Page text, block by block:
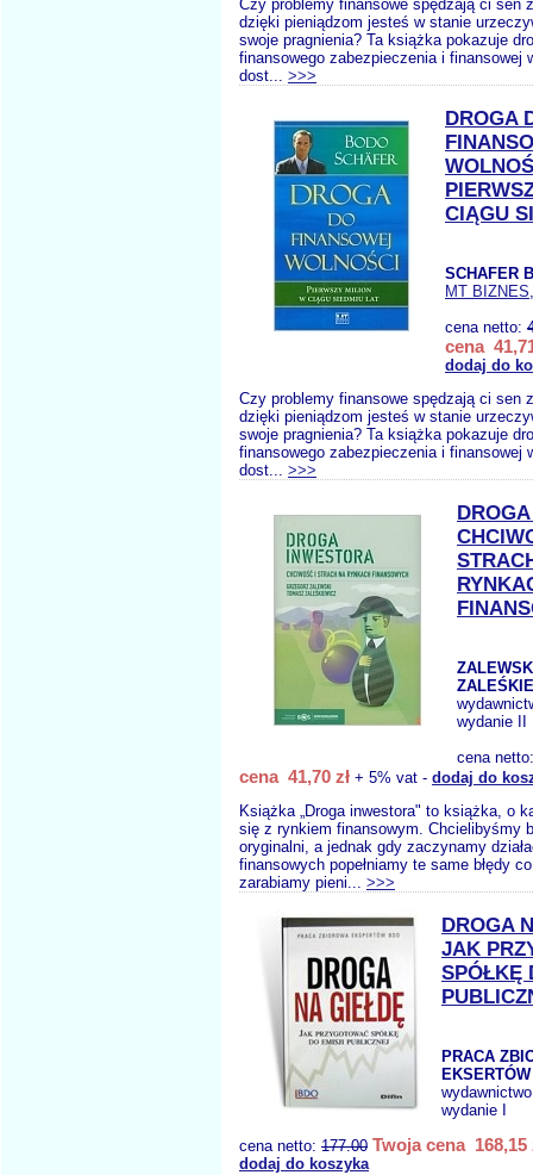
Czy problemy finansowe spędzają ci sen
dzięki pieniądzom jesteś w stanie
swoje pragnienia? Ta książka pokazuje
finansowego zabezpieczenia i finansowej
dost... >>>
DROGA
CIĄGU
SCHAFER
MT BIZNES
cena netto:
cena
dodaj do
Czy problemy finansowe spędzają ci sen
dzięki pieniądzom jesteś w stanie
swoje pragnienia? Ta książka pokazuje
finansowego zabezpieczenia i finansowej
dost... >>>
wydanie II
cena
cena 41,70 zł + 5% vat - dodaj do
Książka „Droga inwestora" to książka, o
się z rynkiem finansowym. Chcielibyśmy
oryginalni, a jednak gdy zaczynamy
finansowych popełniamy te same błędy
zarabiamy pieni... >>>
DROGA
JAK
SPÓŁKĘ
PRACA
wydanie I
cena netto: 177.00 Twoja cena 168,15
dodaj do koszyka